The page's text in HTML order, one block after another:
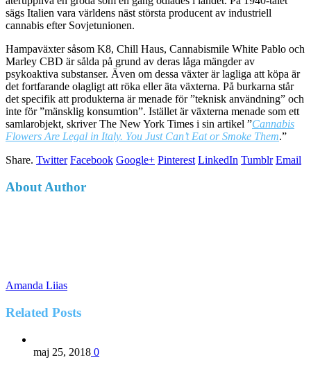
sägs Italien vara världens näst största producent av industriell
cannabis efter Sovjetunionen.
Hampaväxter såsom K8, Chill Haus, Cannabismile White Pablo och
Marley CBD är sålda på grund av deras låga mängder av
psykoaktiva substanser. Även om dessa växter är lagliga att köpa är
det fortfarande olagligt att röka eller äta växterna. På burkarna står
det specifik att produkterna är menade för ”teknisk användning” och
inte för ”mänsklig konsumtion”. Istället är växterna menade som ett
samlarobjekt, skriver The New York Times i sin artikel ”Cannabis
Flowers Are Legal in Italy. You Just Can’t Eat or Smoke Them.”
Share. Twitter Facebook Google+ Pinterest LinkedIn Tumblr Email
About Author
Amanda Liias
Related Posts
maj 25, 2018 0